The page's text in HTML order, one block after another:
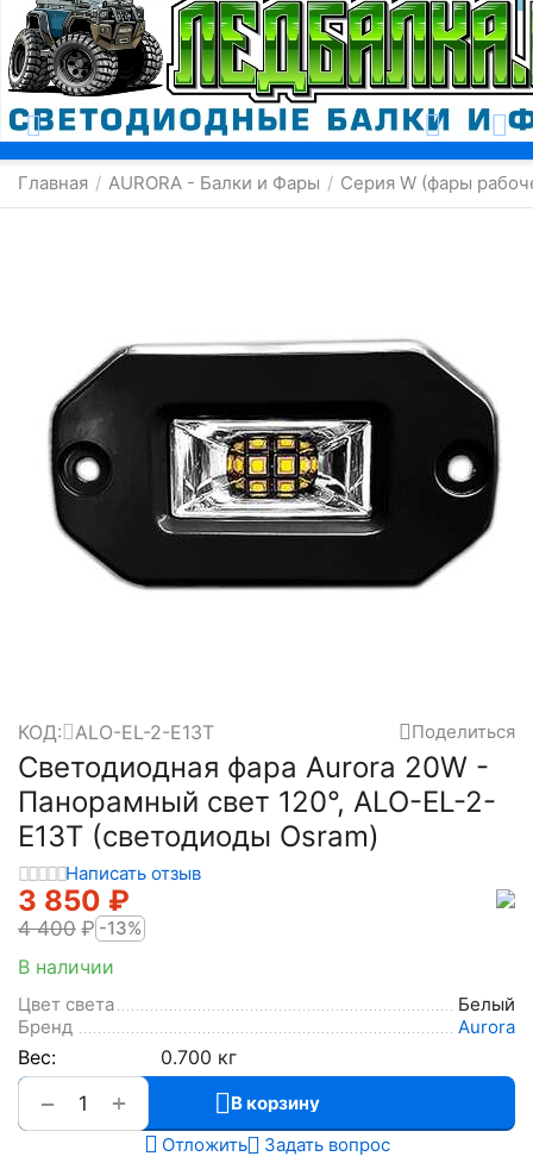
Москва
Главная / AURORA - Балки и Фары / Серия W (фары
КОД: ALO-EL-2-E13T Поделиться
Светодиодная фара Aurora 20W -
Панорамный свет 120°, ALO-EL-2-
E13T (светодиоды Osram)
Написать отзыв
3 850 ₽
4 400 ₽ -13%
В наличии
Цвет света
Белый
Бренд
Aurora
Вес: 0.700 кг
+
−
В корзину
Отложить
Задать вопрос